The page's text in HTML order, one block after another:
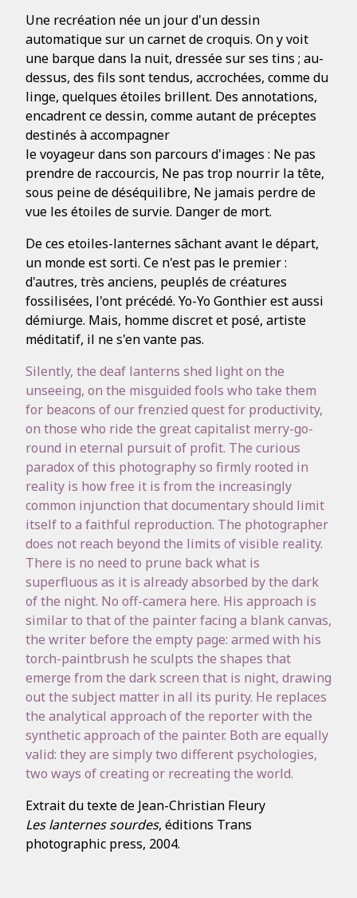
Une recréation née un jour d'un dessin
automatique sur un carnet de croquis. On y voit
une barque dans la nuit, dressée sur ses tins ; au-
dessus, des fils sont tendus, accrochées, comme du
linge, quelques étoiles brillent. Des annotations,
encadrent ce dessin, comme autant de préceptes
destinés à accompagner
le voyageur dans son parcours d'images : Ne pas
prendre de raccourcis, Ne pas trop nourrir la tête,
sous peine de déséquilibre, Ne jamais perdre de
vue les étoiles de survie. Danger de mort.
De ces etoiles-lanternes sâchant avant le départ,
un monde est sorti. Ce n'est pas le premier :
d'autres, très anciens, peuplés de créatures
fossilisées, l'ont précédé. Yo-Yo Gonthier est aussi
démiurge. Mais, homme discret et posé, artiste
méditatif, il ne s'en vante pas.
Silently, the deaf lanterns shed light on the
unseeing, on the misguided fools who take them
for beacons of our frenzied quest for productivity,
on those who ride the great capitalist merry-go-
round in eternal pursuit of profit. The curious
paradox of this photography so firmly rooted in
reality is how free it is from the increasingly
common injunction that documentary should limit
itself to a faithful reproduction. The photographer
does not reach beyond the limits of visible reality.
There is no need to prune back what is
superfluous as it is already absorbed by the dark
of the night. No off-camera here. His approach is
similar to that of the painter facing a blank canvas,
the writer before the empty page: armed with his
torch-paintbrush he sculpts the shapes that
emerge from the dark screen that is night, drawing
out the subject matter in all its purity. He replaces
the analytical approach of the reporter with the
synthetic approach of the painter. Both are equally
valid: they are simply two different psychologies,
two ways of creating or recreating the world.
Extrait du texte de Jean-Christian Fleury
Les lanternes sourdes, éditions Trans
photographic press, 2004.